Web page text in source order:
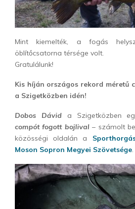
Mint kiemelték, a fogás
öblítőcsatorna térsége volt.
Gratulálunk!
Kis híján országos rekord méretű
a Szigetközben idén!
Dobos Dávida Szigetközben
compót fogott bojlival– számolt
közösségi oldalán a
Moson Sopron Megyei Szövetsége